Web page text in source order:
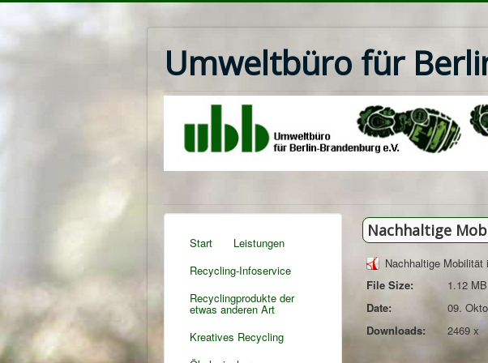
Umweltbüro für
Start
Leistungen
Recycling-Infoservice
Recyclingprodukte der
etwas anderen Art
Kreatives Recycling
Nachhaltige
Nachhaltige Mobilität
File Size:
1.12 MB
Date:
09.
Downloads:
2469 x